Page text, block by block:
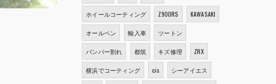
ホイールコーティング Z900RS KAWASAKI
オールペン 輸入車 ツートン
バンパー割れ 都筑 キズ修理 ZRX
横浜でコーティング cis シーアイエス